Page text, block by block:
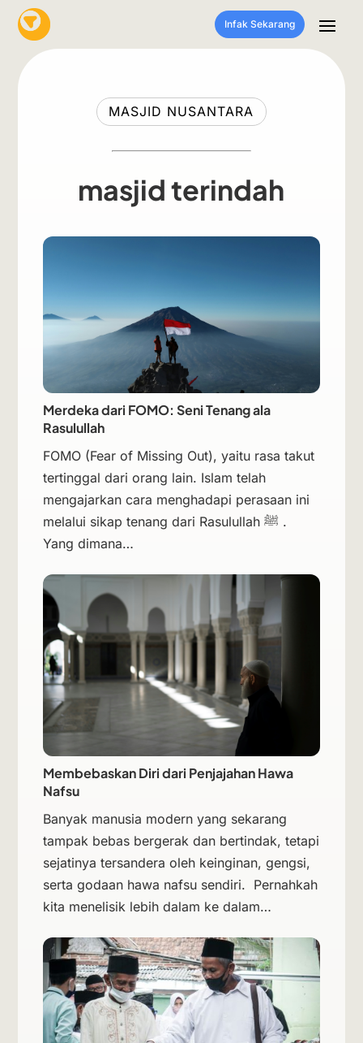
Infak Sekarang
MASJID NUSANTARA
masjid terindah
Merdeka dari FOMO: Seni Tenang ala
Rasulullah
FOMO (Fear of Missing Out), yaitu rasa takut
tertinggal dari orang lain. Islam telah
mengajarkan cara menghadapi perasaan ini
melalui sikap tenang dari Rasulullah ﷺ .
Yang dimana…
Membebaskan Diri dari Penjajahan Hawa
Nafsu
Banyak manusia modern yang sekarang
tampak bebas bergerak dan bertindak, tetapi
sejatinya tersandera oleh keinginan, gengsi,
serta godaan hawa nafsu sendiri. Pernahkah
kita menelisik lebih dalam ke dalam…